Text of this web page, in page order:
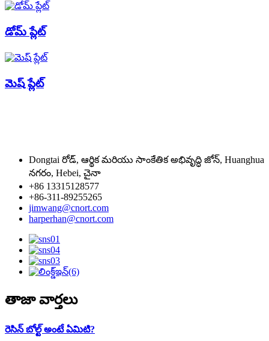
డోమ్ ప్లేట్
మెష్ ప్లేట్
Dongtai రోడ్, ఆర్థిక మరియు సాంకేతిక అభివృద్ధి జోన్, Huanghua
నగరం, Hebei, చైనా
+86 13315128577
+86-311-89255265
jimwang@cnort.com
harperhan@cnort.com
తాజా వార్తలు
రెసిన్ బోల్ట్ అంటే ఏమిటి?